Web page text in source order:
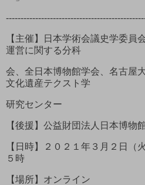
【主催】日本学術会議史学委員
運営に関する分科
会、全日本博物館学会、名古屋
文化遺産テクスト学
研究センター
【後援】公益財団法人日本博物
【日時】２０２１年３月２日（
５時
【場所】オンライン